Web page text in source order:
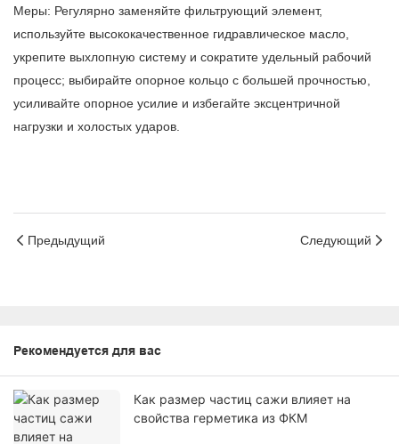
Меры: Регулярно заменяйте фильтрующий элемент,
используйте высококачественное гидравлическое масло,
укрепите выхлопную систему и сократите удельный рабочий
процесс; выбирайте опорное кольцо с большей прочностью,
усиливайте опорное усилие и избегайте эксцентричной
нагрузки и холостых ударов.
Предыдущий Следующий
Рекомендуется для вас
Как размер частиц сажи влияет на
свойства герметика из ФКМ